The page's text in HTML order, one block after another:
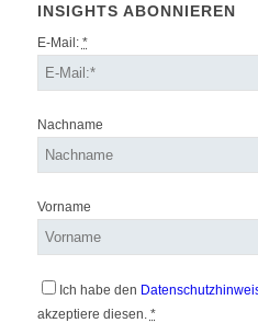
INSIGHTS ABONNIEREN
E-Mail: *
Nachname
Vorname
Ich habe den
akzeptiere diesen. *